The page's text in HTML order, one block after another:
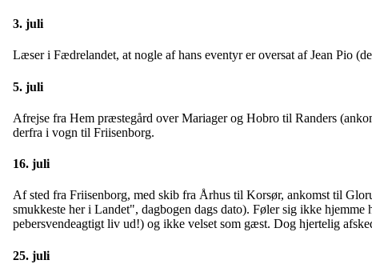
3. juli
Læser i Fædrelandet, at nogle af hans eventyr er oversat af Jean Pio
5. juli
Afrejse fra Hem præstegård over Mariager og Hobro til Randers
derfra i vogn til Friisenborg.
16. juli
Af sted fra Friisenborg, med skib fra Århus til Korsør, ankomst til
smukkeste her i Landet", dagbogen dags dato). Føler sig ikke hjemme
pebersvendeagtigt liv ud!) og ikke velset som gæst. Dog hjertelig
25. juli